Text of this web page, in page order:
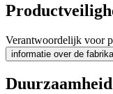
Verantwoordelijk voor
informatie over de
Duurzaamheid